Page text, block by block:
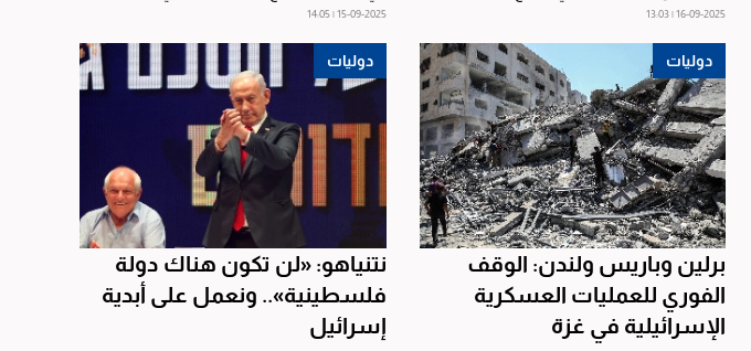
الحرب...
16-09-2025 | 13:03
15-09-2025 | 14:05
دوليات
برلين وباريس ولندن: الوقف
الفوري للعمليات العسكرية
الإسرائيلية في غزة
دوليات
نتنياهو: «لن تكون هناك دولة
فلسطينية».. ونعمل على أبدية
إسرائيل